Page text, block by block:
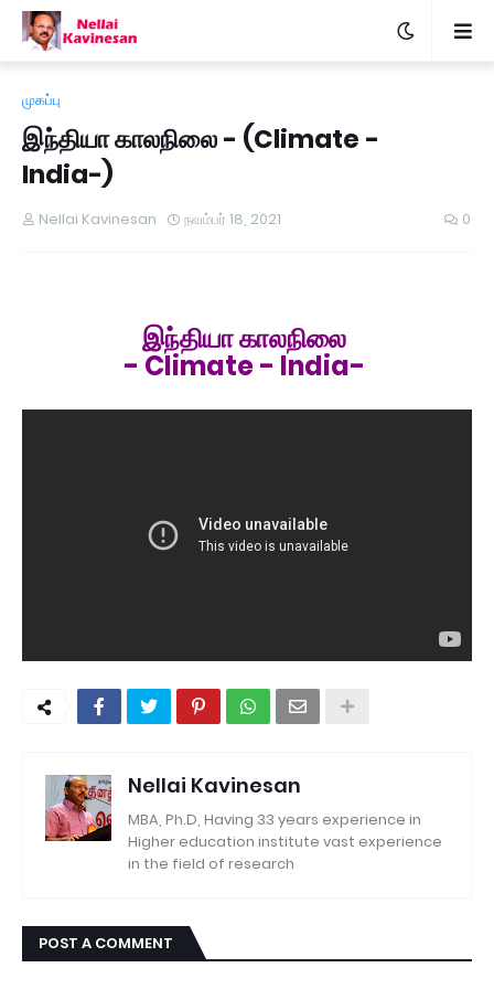
முகப்பு
இந்தியா காலநிலை - (Climate -
India-)
Nellai Kavinesan நவம்பர் 18, 2021 0
இந்தியா காலநிலை
- Climate - India-
Nellai Kavinesan
MBA, Ph.D, Having 33 years experience in
Higher education institute vast experience
in the field of research
POST A COMMENT